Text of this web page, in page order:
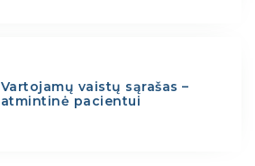
Vartojamų vaistų sąrašas –
atmintinė pacientui